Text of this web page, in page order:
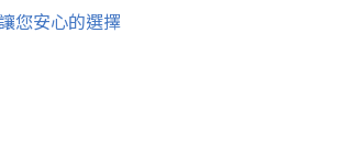
您安心的選擇